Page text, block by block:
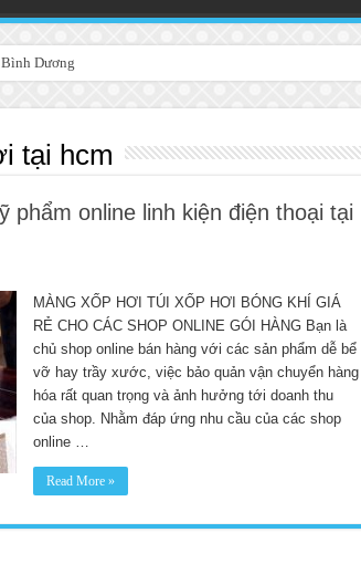
Dương
tại hcm
phẩm online linh kiện điện thoại tại
MÀNG XỐP HƠI TÚI XỐP HƠI BÓNG KHÍ GIÁ
RẺ CHO CÁC SHOP ONLINE GÓI HÀNG Bạn là
chủ shop online bán hàng với các sản phẩm dễ bể
vỡ hay trầy xước, việc bảo quản vận chuyển hàng
hóa rất quan trọng và ảnh hưởng tới doanh thu
của shop. Nhằm đáp ứng nhu cầu của các shop
online …
Read More »